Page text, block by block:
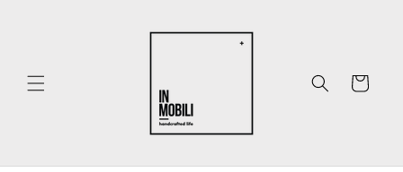
Carrito